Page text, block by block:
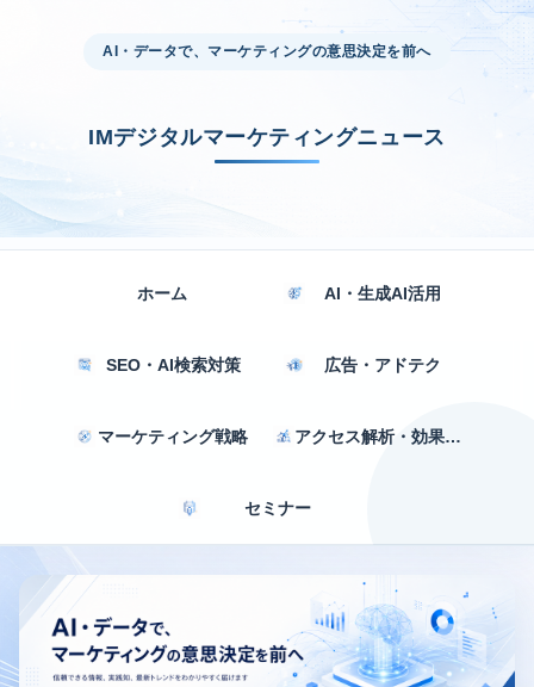
AI・データで、マーケティングの意思決定を前へ
IMデジタルマーケティングニュース
ホーム AI・生成AI活用
SEO・AI検索対策 広告・アドテク
マーケティング戦略 アクセス解析・効果測定
セミナー